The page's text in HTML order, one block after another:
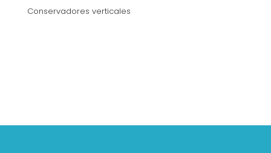
Conservadores verticales